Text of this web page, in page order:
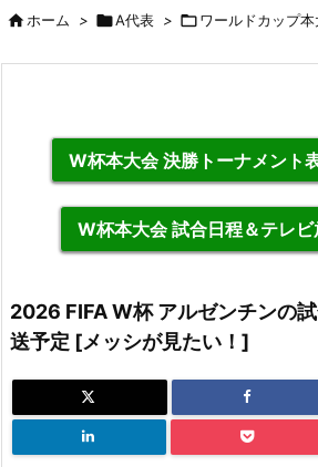
ホーム > A代表 > ワールドカップ本
W杯本大会 決勝トーナメント
W杯本大会 試合日程＆テレ
2026 FIFA W杯 アルゼンチンの
送予定 [メッシが見たい！]